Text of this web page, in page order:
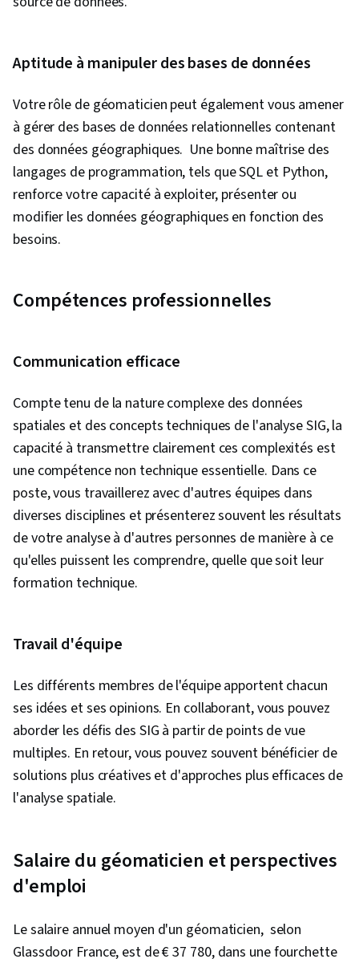
Aptitude à manipuler des bases de données
Votre rôle de géomaticien peut également vous amener
à gérer des bases de données relationnelles contenant
des données géographiques. Une bonne maîtrise des
langages de programmation, tels que SQL et Python,
renforce votre capacité à exploiter, présenter ou
modifier les données géographiques en fonction des
besoins.
Compétences professionnelles
Communication efficace
Compte tenu de la nature complexe des données
spatiales et des concepts techniques de l'analyse SIG, la
capacité à transmettre clairement ces complexités est
une compétence non technique essentielle. Dans ce
poste, vous travaillerez avec d'autres équipes dans
diverses disciplines et présenterez souvent les résultats
de votre analyse à d'autres personnes de manière à ce
qu'elles puissent les comprendre, quelle que soit leur
formation technique.
Travail d'équipe
Les différents membres de l'équipe apportent chacun
ses idées et ses opinions. En collaborant, vous pouvez
aborder les défis des SIG à partir de points de vue
multiples. En retour, vous pouvez souvent bénéficier de
solutions plus créatives et d'approches plus efficaces de
l'analyse spatiale.
Salaire du géomaticien et perspectives
d'emploi
Le salaire annuel moyen d'un géomaticien, selon
Glassdoor France, est de € 37 780, dans une fourchette